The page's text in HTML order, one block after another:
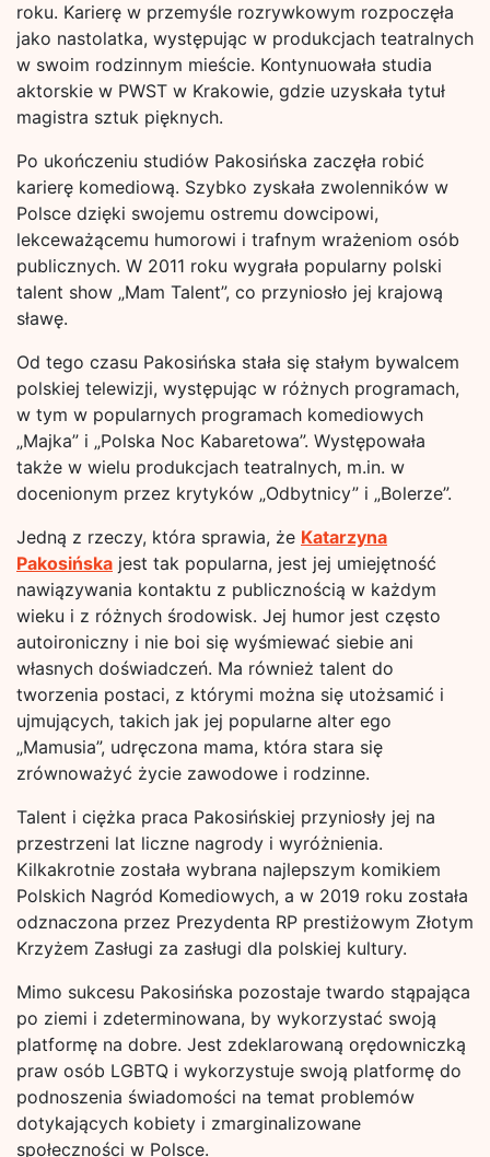
roku. Karierę w przemyśle rozrywkowym rozpoczęła
jako nastolatka, występując w produkcjach teatralnych
w swoim rodzinnym mieście. Kontynuowała studia
aktorskie w PWST w Krakowie, gdzie uzyskała tytuł
magistra sztuk pięknych.
Po ukończeniu studiów Pakosińska zaczęła robić
karierę komediową. Szybko zyskała zwolenników w
Polsce dzięki swojemu ostremu dowcipowi,
lekceważącemu humorowi i trafnym wrażeniom osób
publicznych. W 2011 roku wygrała popularny polski
talent show „Mam Talent”, co przyniosło jej krajową
sławę.
Od tego czasu Pakosińska stała się stałym bywalcem
polskiej telewizji, występując w różnych programach,
w tym w popularnych programach komediowych
„Majka” i „Polska Noc Kabaretowa”. Występowała
także w wielu produkcjach teatralnych, m.in. w
docenionym przez krytyków „Odbytnicy” i „Bolerze”.
Jedną z rzeczy, która sprawia, że Katarzyna
Pakosińska jest tak popularna, jest jej umiejętność
nawiązywania kontaktu z publicznością w każdym
wieku i z różnych środowisk. Jej humor jest często
autoironiczny i nie boi się wyśmiewać siebie ani
własnych doświadczeń. Ma również talent do
tworzenia postaci, z którymi można się utożsamić i
ujmujących, takich jak jej popularne alter ego
„Mamusia”, udręczona mama, która stara się
zrównoważyć życie zawodowe i rodzinne.
Talent i ciężka praca Pakosińskiej przyniosły jej na
przestrzeni lat liczne nagrody i wyróżnienia.
Kilkakrotnie została wybrana najlepszym komikiem
Polskich Nagród Komediowych, a w 2019 roku została
odznaczona przez Prezydenta RP prestiżowym Złotym
Krzyżem Zasługi za zasługi dla polskiej kultury.
Mimo sukcesu Pakosińska pozostaje twardo stąpająca
po ziemi i zdeterminowana, by wykorzystać swoją
platformę na dobre. Jest zdeklarowaną orędowniczką
praw osób LGBTQ i wykorzystuje swoją platformę do
podnoszenia świadomości na temat problemów
dotykających kobiety i zmarginalizowane
społeczności w Polsce.